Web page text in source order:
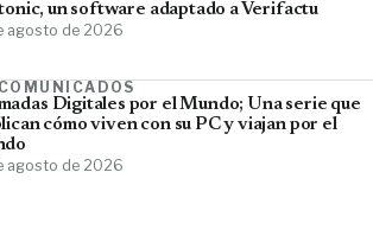
un software adaptado a Verifactu
agosto de 2026
COMUNICADOS
Digitales por el Mundo; Una serie que
cómo viven con su PC y viajan por el
agosto de 2026